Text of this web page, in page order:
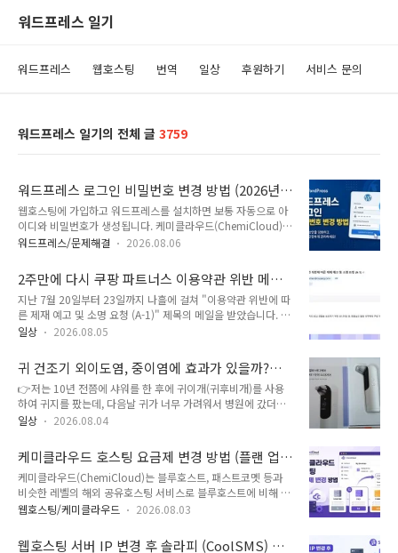
워드프레스 일기
워드프레스 웹호스팅 번역 일상 후원하기 서비스 문의
워드프레스 일기의 전체 글 3759
워드프레스 로그인 비밀번호 변경 방법 (2026년
업데이트)
웹호스팅에 가입하고 워드프레스를 설치하면 보통 자동으로 아
이디와 비밀번호가 생성됩니다. 케미클라우드(ChemiCloud)나
패스트코멧(FastComet) 등 cPanel을 제공하는 환경에서는 워
있습니다. 워드프레스가 설치된 후에 언제든지 비밀번호를 변경
할 수 있습니다.📍 클라우드웨이즈 할인 프로모 코드 & 가입 방
법 (+60% 쿠폰)워드프레스 로그인 비밀번호 변경 방법클라우
드웨이즈에서 애플리케이션(Application)을 추가하여 워드프
레스를 설치하면 자동으로 사용자 이름(아이디)과 비밀번호가
으로 워드프레스가 설치되면서 아이디와 비번이 해당 계정의 아
이디와 DB 비밀번호로 설정됩니다..
워드프레스/문제해결 2026.08.06
2주만에 다시 쿠팡 파트너스 이용약관 위반 메일
수신
지난 7월 20일부터 23일까지 나흘에 걸쳐 "이용약관 위반에 따
른 제재 예고 및 소명 요청 (A-1)" 제목의 메일을 받았습니다. 제
가 운영하거나 관리하지도 않는 사이트들에 대하여 정책 위반이
니 더 이상 위반 메일이 오지 않아서 이제 해결되었나 생각하고
있었습니다. 하지만 오늘 또 동일한 제목으로 이용약관 위반에
따른 제재 예고 및 소명을 요청하는 메일을 받았습니다.😥2주
만에 다시 쿠팡 파트너스 이용약관 위반 메일을 받았습니다7월
말에 4일 연속 정책 위반 메일을 받은 적이 있습니다. 4일 연속
일을 받았습니다쿠팡 파트너스로부터 4일 연속 이용약관 위반
에 따른 제재 예고 및 ..
일상 2026.08.05
귀 건조기 외이도염, 중이염에 효과가 있을까?
(오엘라 바디케어 ED01 이어 드라이어 사용 후기
내돈내산)
👉저는 10년 전쯤에 샤워를 한 후에 귀이개(귀후비개)를 사용
하여 귀지를 팠는데, 다음날 귀가 너무 가려워서 병원에 갔더니
외이도염이라는 진단을 받았습니다. 약을 받아서 면봉으로 바르
귓속 가려움증이 심해졌습니다. 가려움이 심해지면 피부과에서
처방받은 연고를 발랐지만, 바를 때에만 효과가 있고 시간이 지
나면 계속 재발하여 고민이었습니다.여름 장마철이 되면서 습도
가 높아져서 귓속에 물기가 있어서 심해지는 것이 아닐까 하는
생각이 들어 귀 건조기(이어 드라이버)를 주문해서 보름 정도 사
졌지만 수시로 귀 건조기를 사용하여 귓속을 건조시키니 가려움
일상 2026.08.04
케미클라우드 호스팅 요금제 변경 방법 (플랜 업
그레이드)
케미클라우드(ChemiCloud)는 블루호스트, 패스트코멧 등과
비슷한 레벨의 해외 공유호스팅 서비스로 블루호스트에 비해 사
용자 평가가 더 좋은 편입니다. 특히 재작년 서울 서버를 도입하
이트에 크게 증가했습니다. 케미클라우드 공유호스팅과 워드프
웹호스팅/케미클라우드 2026.08.03
웹호스팅 서버 IP 변경 후 솔라피 (CoolSMS) 문